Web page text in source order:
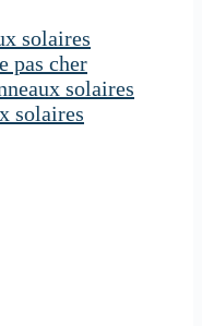
solaires
pas cher
solaires
solaires